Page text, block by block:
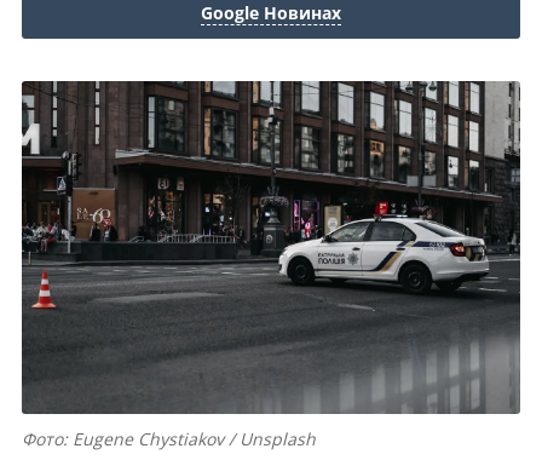
Google Новинах
Фото: Eugene Chystiakov / Unsplash